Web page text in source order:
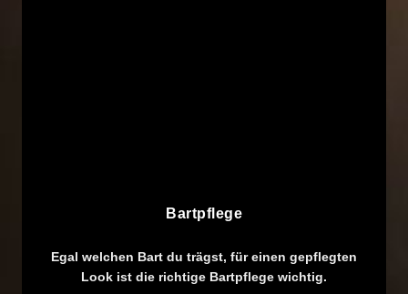
Bartpflege
Egal welchen Bart du trägst, für einen gepflegten
Look ist die richtige Bartpflege wichtig.